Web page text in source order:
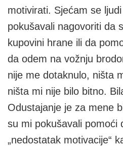
motivirati. Sjećam se
pokušavali nagovoriti da
kupovini hrane ili da
da odem na vožnju
nije me dotaknulo, ništa
ništa mi nije bilo bitno.
Odustajanje je za mene
su mi pokušavali pomoći
„nedostatak motivacije“